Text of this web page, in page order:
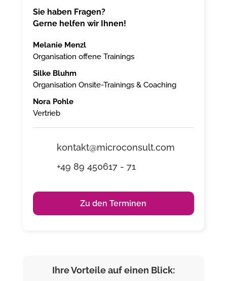
Sie haben Fragen?
Gerne helfen wir Ihnen!
Melanie Menzl
Organisation offene Trainings
Silke Bluhm
Organisation Onsite-Trainings & Coaching
Nora Pohle
Vertrieb
kontakt@microconsult.com
+49 89 450617 - 71
Zu den Terminen
Ihre Vorteile auf einen Blick: